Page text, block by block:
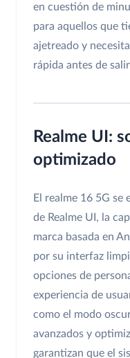
en cuestión de
para aquellos que
ajetreado y
rápida antes de
Realme UI:
optimizado
El realme 16 5G
de Realme UI, la
marca basada en
por su interfaz
opciones de
experiencia de
como el modo
avanzados y
garantizan que el